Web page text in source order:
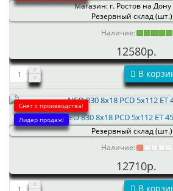
Магазин: г. Ростов на
Резервный склад
Наличие:
12580р.
В
Снят с производства!
Лидер продаж!NEO 830 8x18 PCD 5x112 ET
Резервный склад
Наличие:
12710р.
В